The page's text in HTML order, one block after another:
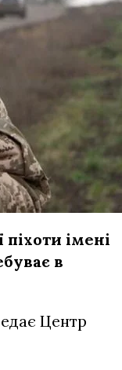
імені
в
Центр